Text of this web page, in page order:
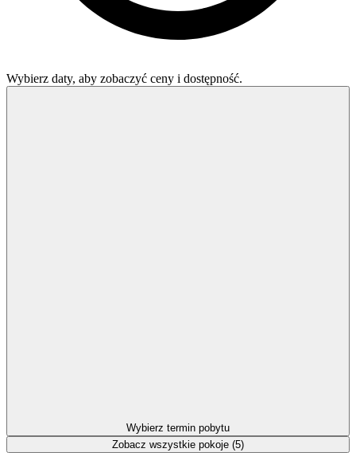
Wybierz daty, aby zobaczyć ceny i dostępność.
Wybierz termin pobytu
Zobacz wszystkie pokoje (5)